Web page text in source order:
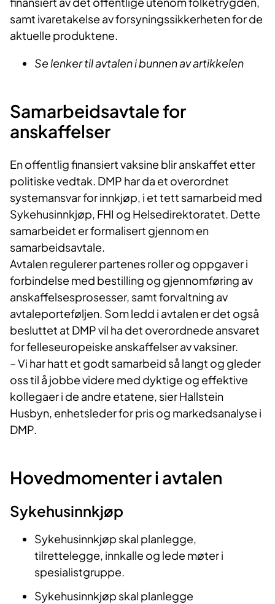
samt ivaretakelse av forsyningssikkerheten for de
aktuelle produktene.
Se lenker til avtalen i bunnen av artikkelen
Samarbeidsavtale for
anskaffelser
En offentlig finansiert vaksine blir anskaffet etter
politiske vedtak. DMP har da et overordnet
systemansvar for innkjøp, i et tett samarbeid med
Sykehusinnkjøp, FHI og Helsedirektoratet. Dette
samarbeidet er formalisert gjennom en
samarbeidsavtale.
Avtalen regulerer partenes roller og oppgaver i
forbindelse med bestilling og gjennomføring av
anskaffelsesprosesser, samt forvaltning av
avtaleporteføljen. Som ledd i avtalen er det også
besluttet at DMP vil ha det overordnede ansvaret
for felleseuropeiske anskaffelser av vaksiner.
– Vi har hatt et godt samarbeid så langt og gleder
oss til å jobbe videre med dyktige og effektive
kollegaer i de andre etatene, sier Hallstein
Husbyn, enhetsleder for pris og markedsanalyse i
DMP.
Hovedmomenter i avtalen
Sykehusinnkjøp
Sykehusinnkjøp skal planlegge,
tilrettelegge, innkalle og lede møter i
spesialistgruppe.
Sykehusinnkjøp skal planlegge